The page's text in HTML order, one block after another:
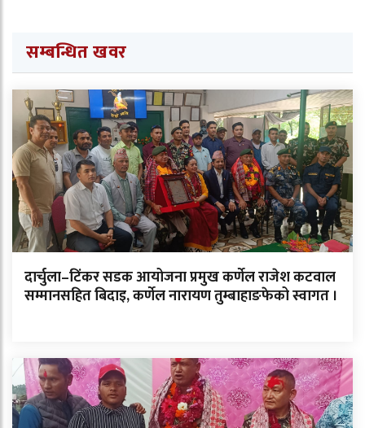
सम्बन्धित खवर
दार्चुला–टिंकर सडक आयोजना प्रमुख कर्णेल राजेश कटवाल
सम्मानसहित बिदाइ, कर्णेल नारायण तुम्बाहाङफेको स्वागत ।